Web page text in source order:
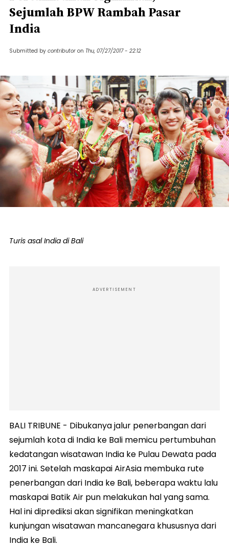
Sejumlah BPW Rambah Pasar
India
Submitted by contributor on Thu, 07/27/2017 - 22:12
Turis asal India di Bali
ADVERTISEMENT
BALI TRIBUNE - Dibukanya jalur penerbangan dari
sejumlah kota di India ke Bali memicu pertumbuhan
kedatangan wisatawan India ke Pulau Dewata pada
2017 ini. Setelah maskapai AirAsia membuka rute
penerbangan dari India ke Bali, beberapa waktu lalu
maskapai Batik Air pun melakukan hal yang sama.
Hal ini diprediksi akan signifikan meningkatkan
kunjungan wisatawan mancanegara khususnya dari
India ke Bali.